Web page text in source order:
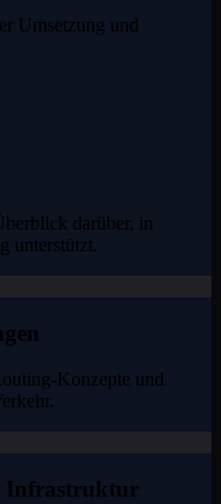
Umsetzung und
darüber, in
unterstützt.
Konzepte und
Infrastruktur